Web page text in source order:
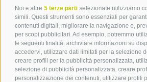
Noi e altre 5 terze parti selezionate utilizziamo
simili. Questi strumenti sono essenziali per
contenuti digitali, migliorare la navigazione e,
per scopi pubblicitari. Ad esempio, potremmo
le seguenti finalità: archiviare informazioni su
accedervi, utilizzare dati limitati per la selezione
creare profili per la pubblicità personalizzata,
selezione di pubblicità personalizzata, creare
personalizzazione dei contenuti, utilizzare profili
Contatto
Associazione Turistica